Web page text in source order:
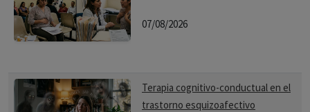
07/08/2026
Terapia cognitivo-conductual en el
trastorno esquizoafectivo